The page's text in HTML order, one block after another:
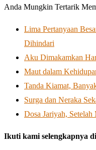
Anda Mungkin Tertarik
Lima Pertanyaan
Dihindari
Aku Dimakamkan
Maut dalam
Tanda Kiamat,
Surga dan Neraka
Dosa Jariyah,
Ikuti kami selengkapnya